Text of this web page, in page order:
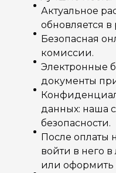
Актуальное
обновляется
Безопасная
комиссии.
Электронные
документы
данных: наша
безопасности.
После оплаты
войти в него
или оформить